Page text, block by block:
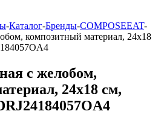
-Каталог-Бренды-COMPOSEEAT-
композитный материал, 24x18
с желобом,
24x18 см,